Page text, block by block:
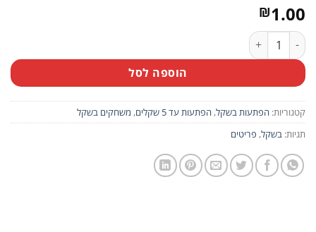
₪1.00
כמות של פריט בשקל
הוספה לסל
קטגוריות: הפתעות בשקל, הפתעות עד 5 שקלים , משחקים בשקל
תגיות: בשקל, פריטים